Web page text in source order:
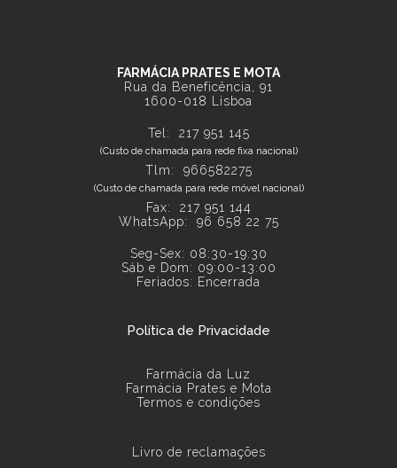
FARMÁCIA PRATES E MOTA
Rua da Beneficência, 91
1600-018 Lisboa
Tel: 217 951 145
(Custo de chamada para rede fixa nacional)
Tlm: 966582275
(Custo de chamada para rede móvel nacional)
Fax: 217 951 144
WhatsApp: 96 658 22 75
Seg-Sex: 08:30-19:30
Sáb e Dom: 09:00-13:00
Feriados: Encerrada
Política de Privacidade
Farmácia da Luz
Farmácia Prates e Mota
Termos e condições
Livro de reclamações